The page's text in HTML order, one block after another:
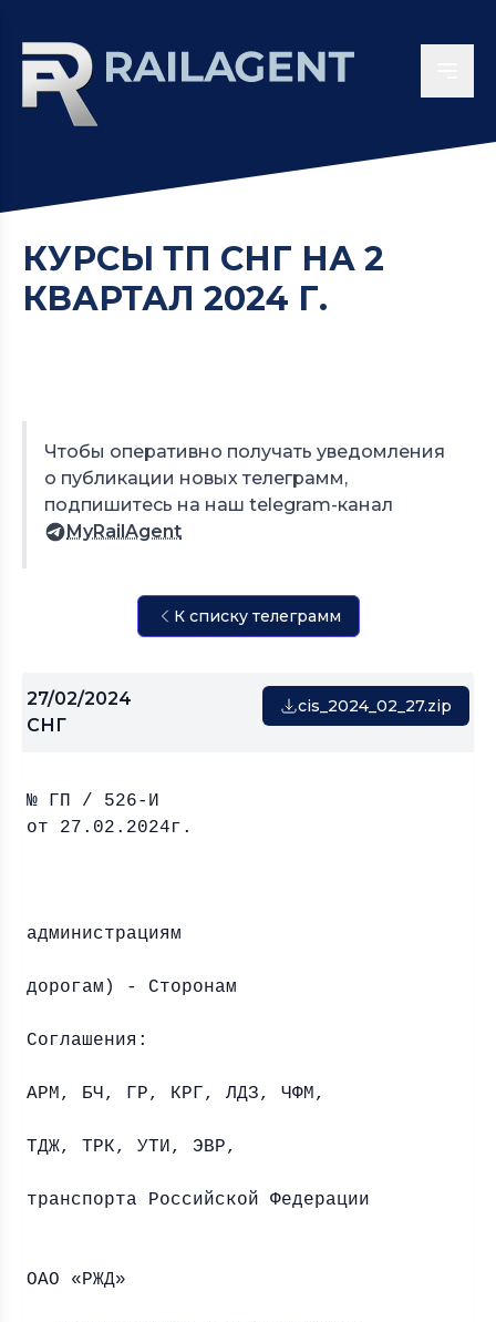
КУРСЫ ТП СНГ НА 2
КВАРТАЛ 2024 Г.
Чтобы оперативно получать уведомления
о публикации новых телеграмм,
подпишитесь на наш telegram-канал
MyRailAgent
К списку телеграмм
27/02/2024
СНГ
cis_2024_02_27.zip
№ ГП / 526-И
от 27.02.2024г.
администрациям
дорогам) - Сторонам
Соглашения:
АРМ, БЧ, ГР, КРГ, ЛДЗ, ЧФМ,
ТДЖ, ТРК, УТИ, ЭВР,
транспорта Российской Федерации
ОАО «РЖД»